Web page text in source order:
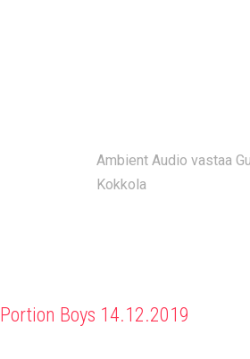
Ambient Audio vastaa
Kokkola
Portion Boys 14.12.2019